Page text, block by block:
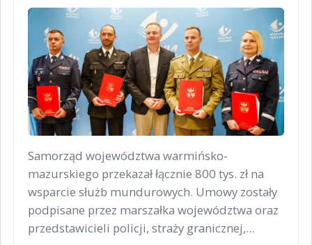
Samorząd województwa warmińsko-
mazurskiego przekazał łącznie 800 tys. zł na
wsparcie służb mundurowych. Umowy zostały
podpisane przez marszałka województwa oraz
przedstawicieli policji, straży granicznej,...